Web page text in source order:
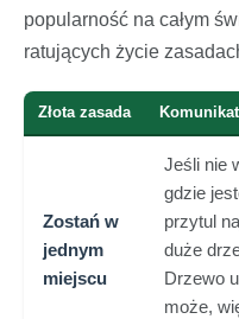
popularność na całym
ratujących życie
Złota zasada
Zostań w
jednym
miejscu
Jeśli nie
gdzie
przytul
duże
Drzewo
może,